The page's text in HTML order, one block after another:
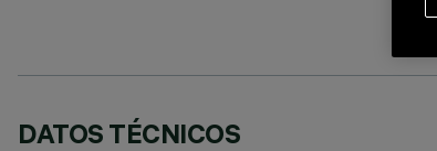
DATOS TÉCNICOS